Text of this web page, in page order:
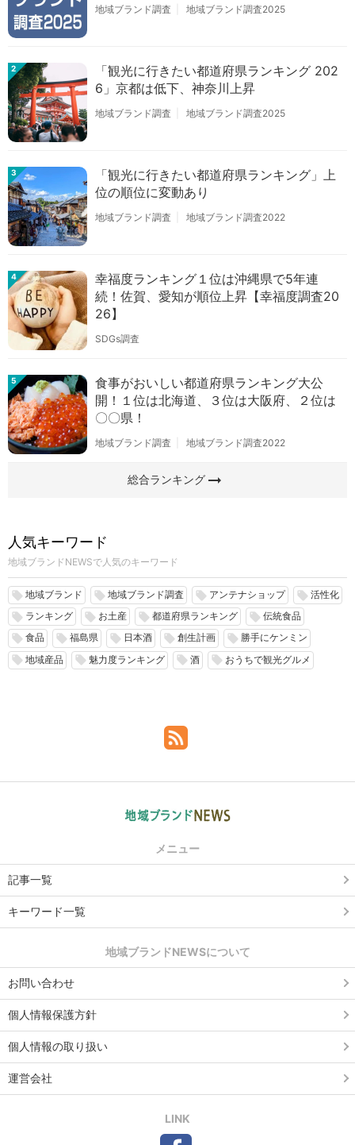
地域ブランド調査 地域ブランド調査2025
2
「観光に行きたい都道府県ランキング 202
6」京都は低下、神奈川上昇
地域ブランド調査 地域ブランド調査2025
3
「観光に行きたい都道府県ランキング」上
位の順位に変動あり
地域ブランド調査 地域ブランド調査2022
4
幸福度ランキング１位は沖縄県で5年連
続！佐賀、愛知が順位上昇【幸福度調査20
26】
SDGs調査
5
食事がおいしい都道府県ランキング大公
開！１位は北海道、３位は大阪府、２位は
〇〇県！
地域ブランド調査 地域ブランド調査2022
総合ランキングarrow_right_alt
人気キーワード
地域ブランドNEWSで人気のキーワード
local_offer 地域ブランド local_offer 地域ブランド調査 local_offer アンテナショップ local_offer 活性化
local_offer ランキング local_offer お土産 local_offer 都道府県ランキング local_offer 伝統食品
local_offer 食品 local_offer 福島県 local_offer 日本酒 local_offer 創生計画 local_offer 勝手にケンミン
local_offer 地域産品 local_offer 魅力度ランキング local_offer 酒 local_offer おうちで観光グルメ
メニュー
記事一覧
キーワード一覧
地域ブランドNEWSについて
お問い合わせ
個人情報保護方針
個人情報の取り扱い
運営会社
LINK